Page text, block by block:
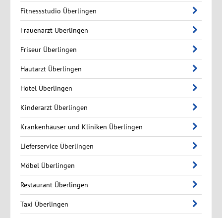
Fitnessstudio Überlingen
Frauenarzt Überlingen
Friseur Überlingen
Hautarzt Überlingen
Hotel Überlingen
Kinderarzt Überlingen
Krankenhäuser und Kliniken Überlingen
Lieferservice Überlingen
Möbel Überlingen
Restaurant Überlingen
Taxi Überlingen